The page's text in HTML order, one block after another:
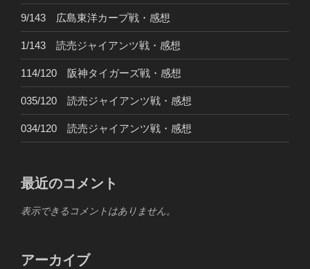
9/143 広島東洋カープ戦・感想
1/143 読売ジャイアンツ戦・感想
114/120 阪神タイガーズ戦・感想
035/120 読売ジャイアンツ戦・感想
034/120 読売ジャイアンツ戦・感想
最近のコメント
表示できるコメントはありません。
アーカイブ